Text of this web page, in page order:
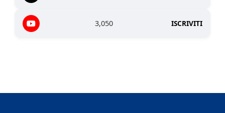
3,050 ISCRIVITI